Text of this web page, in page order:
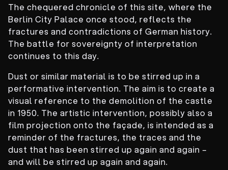
The chequered chronicle of this site, where the
Berlin City Palace once stood, reflects the
fractures and contradictions of German history.
The battle for sovereignty of interpretation
continues to this day.
Dust or similar material is to be stirred up in a
performative intervention. The aim is to create a
visual reference to the demolition of the castle
in 1950. The artistic intervention, possibly also a
film projection onto the façade, is intended as a
reminder of the fractures, the traces and the
dust that has been stirred up again and again –
and will be stirred up again and again.